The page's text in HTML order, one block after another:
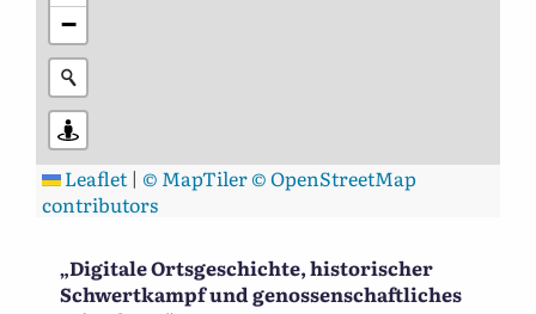
−
Leaflet | © MapTiler© OpenStreetMap
contributors
„Digitale Ortsgeschichte, historischer
Schwertkampf und genossenschaftliches